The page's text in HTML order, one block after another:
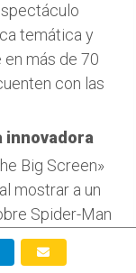
temática y
en más de 70
con las
innovadora
Big Screen»
mostrar a un
Spider-Man
Cuando el niño
su